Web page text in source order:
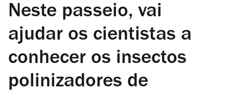
Neste passeio, vai
ajudar os cientistas a
conhecer os insectos
polinizadores de